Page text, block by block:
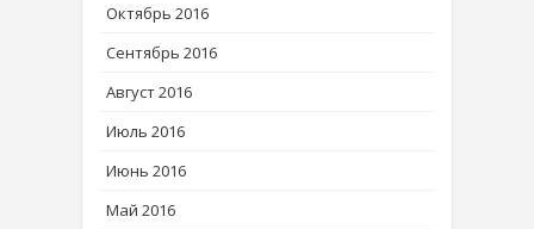
Октябрь 2016
Сентябрь 2016
Август 2016
Июль 2016
Июнь 2016
Май 2016